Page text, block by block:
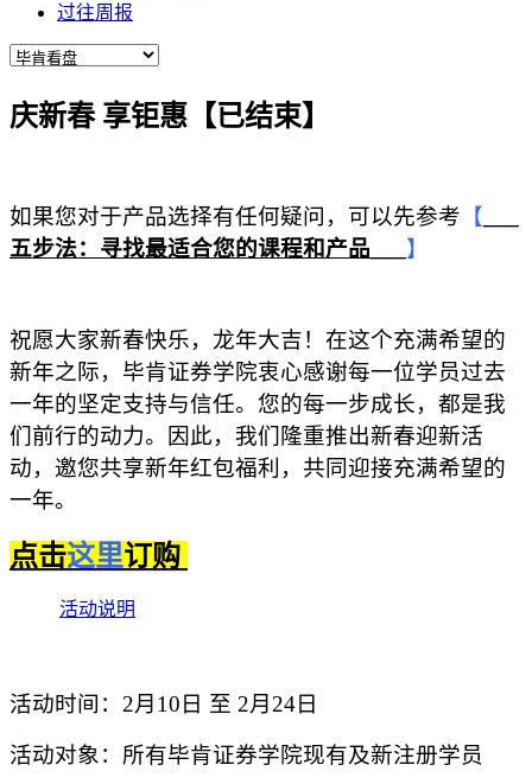
过往周报
庆新春 享钜惠【已结束】
如果您对于产品选择有任何疑问，可以先参考 【
五步法：寻找最适合您的课程和产品___ 】
祝愿大家新春快乐，龙年大吉！在这个充满希望的
新年之际，毕肯证券学院衷心感谢每一位学员过去
一年的坚定支持与信任。您的每一步成长，都是我
们前行的动力。因此，我们隆重推出新春迎新活
动，邀您共享新年红包福利，共同迎接充满希望的
一年。
点击这里订购
活动说明
活动时间：2月 10 日 至 2月 24日
活动对象：所有毕肯证券学院现有及新注册学员